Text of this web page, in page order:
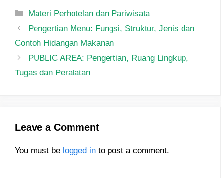
Categories
Materi Perhotelan dan Pariwisata
Post
navigation
Pengertian Menu: Fungsi, Struktur, Jenis dan
Contoh Hidangan Makanan
PUBLIC AREA: Pengertian, Ruang Lingkup,
Tugas dan Peralatan
Leave a Comment
You must be logged in to post a comment.